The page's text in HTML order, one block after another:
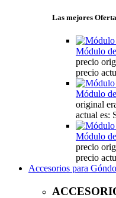
Las mejores
Módulo
precio
precio
Módulo
original
actual es:
Módulo
precio
precio
Accesorios para